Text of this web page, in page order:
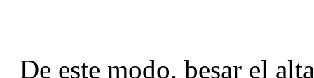
De este modo, besar el